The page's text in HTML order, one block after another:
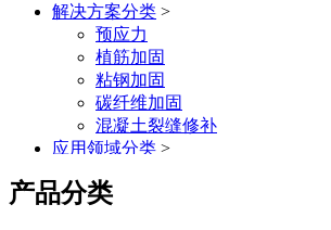
解决方案分类 >
预应力
植筋加固
粘钢加固
碳纤维加固
混凝土裂缝修补
应用领域分类 >
轨道交通
产品分类